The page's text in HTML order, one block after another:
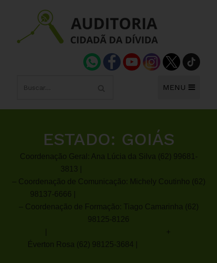
MENU
ESTADO: GOIÁS
Coordenação Geral: Ana Lúcia da Silva (62) 99681-
3813
– Coordenação de Comunicação: Michely Coutinho (62)
98137-6666 |
– Coordenação de Formação: Tiago Camarinha (62)
98125-8126
+
Éverton Rosa (62) 98125-3684